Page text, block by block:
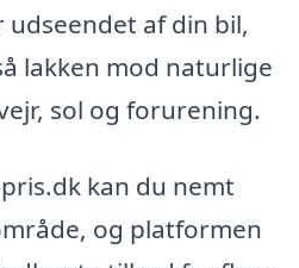
af din bil,
lakken mod naturlige
sol og forurening.
kan du nemt
og platformen